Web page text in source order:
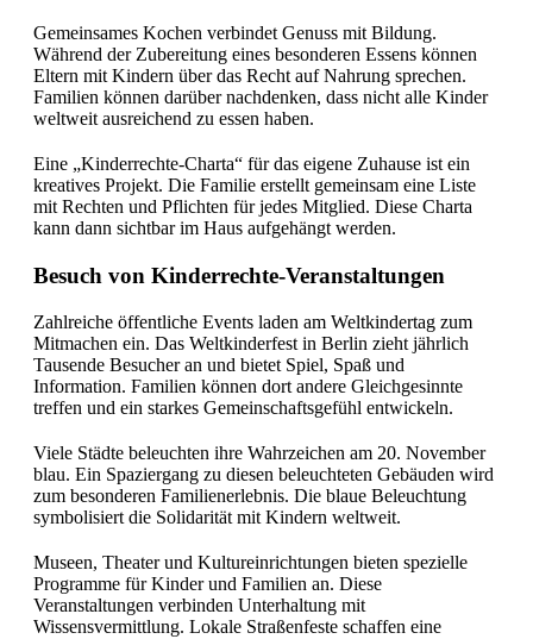
Gemeinsames Kochen verbindet Genuss mit Bildung.
Während der Zubereitung eines besonderen Essens können
Eltern mit Kindern über das Recht auf Nahrung sprechen.
Familien können darüber nachdenken, dass nicht alle Kinder
weltweit ausreichend zu essen haben.
Eine „Kinderrechte-Charta“ für das eigene Zuhause ist ein
kreatives Projekt. Die Familie erstellt gemeinsam eine Liste
mit Rechten und Pflichten für jedes Mitglied. Diese Charta
kann dann sichtbar im Haus aufgehängt werden.
Besuch von Kinderrechte-Veranstaltungen
Zahlreiche öffentliche Events laden am Weltkindertag zum
Mitmachen ein. Das Weltkinderfest in Berlin zieht jährlich
Tausende Besucher an und bietet Spiel, Spaß und
Information. Familien können dort andere Gleichgesinnte
treffen und ein starkes Gemeinschaftsgefühl entwickeln.
Viele Städte beleuchten ihre Wahrzeichen am 20. November
blau. Ein Spaziergang zu diesen beleuchteten Gebäuden wird
zum besonderen Familienerlebnis. Die blaue Beleuchtung
symbolisiert die Solidarität mit Kindern weltweit.
Museen, Theater und Kultureinrichtungen bieten spezielle
Programme für Kinder und Familien an. Diese
Veranstaltungen verbinden Unterhaltung mit
Wissensvermittlung. Lokale Straßenfeste schaffen eine